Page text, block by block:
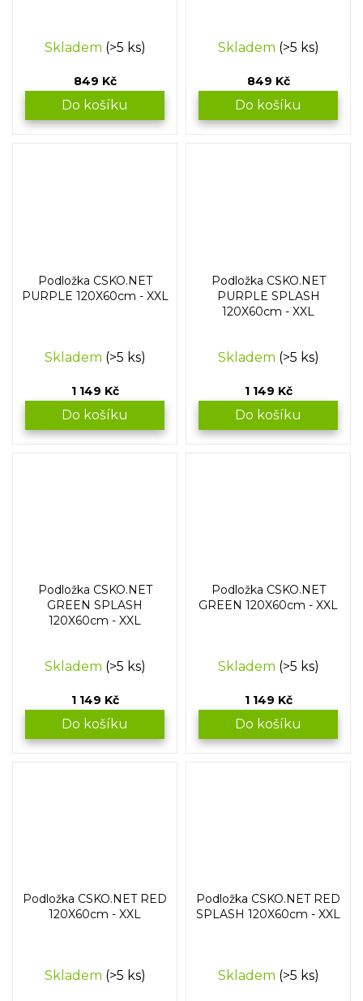
Skladem (>5 ks)
849 Kč
Do košíku
Skladem (>5 ks)
849 Kč
Do košíku
Podložka CSKO.NET
PURPLE 120X60cm - XXL
Skladem (>5 ks)
1 149 Kč
Do košíku
Podložka CSKO.NET
PURPLE SPLASH
120X60cm - XXL
Skladem (>5 ks)
1 149 Kč
Do košíku
Podložka CSKO.NET
GREEN SPLASH
120X60cm - XXL
Skladem (>5 ks)
1 149 Kč
Do košíku
Podložka CSKO.NET
GREEN 120X60cm - XXL
Skladem (>5 ks)
1 149 Kč
Do košíku
Podložka CSKO.NET RED
120X60cm - XXL
Skladem (>5 ks)
Podložka CSKO.NET RED
SPLASH 120X60cm - XXL
Skladem (>5 ks)